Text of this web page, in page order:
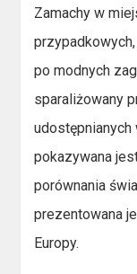
Zamachy w
po modnych
sparaliżowany
udostępnianych
pokazywana
porównania
prezentowana
Europy.